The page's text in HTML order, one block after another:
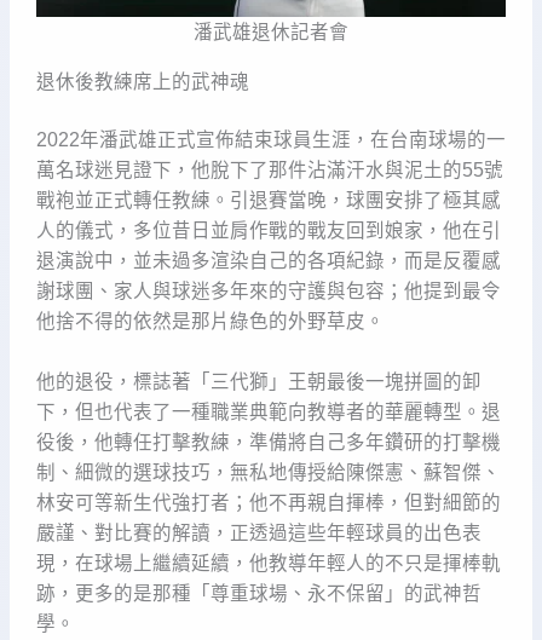
潘武雄退休記者會
退休後教練席上的武神魂
2022年潘武雄正式宣佈結束球員生涯，在台南球場的一
萬名球迷見證下，他脫下了那件沾滿汗水與泥土的55號
戰袍並正式轉任教練。引退賽當晚，球團安排了極其感
人的儀式，多位昔日並肩作戰的戰友回到娘家，他在引
退演說中，並未過多渲染自己的各項紀錄，而是反覆感
謝球團、家人與球迷多年來的守護與包容；他提到最令
他捨不得的依然是那片綠色的外野草皮。
他的退役，標誌著「三代獅」王朝最後一塊拼圖的卸
下，但也代表了一種職業典範向教導者的華麗轉型。退
役後，他轉任打擊教練，準備將自己多年鑽研的打擊機
制、細微的選球技巧，無私地傳授給陳傑憲、蘇智傑、
林安可等新生代強打者；他不再親自揮棒，但對細節的
嚴謹、對比賽的解讀，正透過這些年輕球員的出色表
現，在球場上繼續延續，他教導年輕人的不只是揮棒軌
跡，更多的是那種「尊重球場、永不保留」的武神哲
學。